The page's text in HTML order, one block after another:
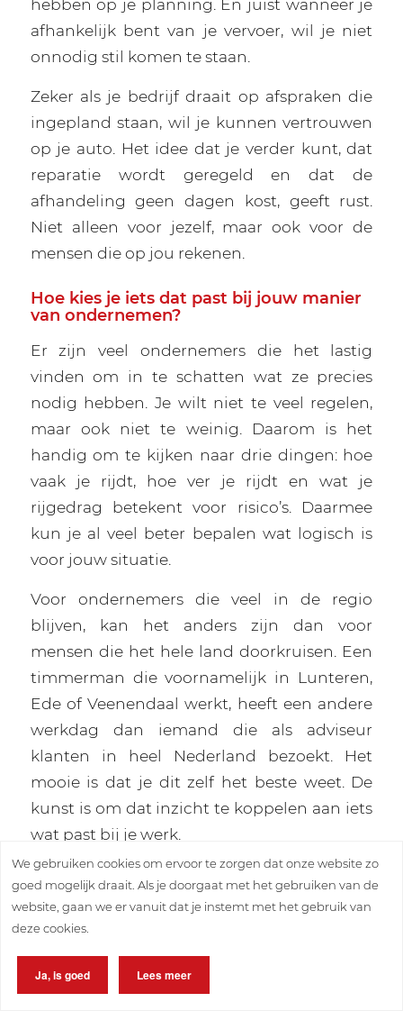
hebben op je planning. En juist wanneer je
afhankelijk bent van je vervoer, wil je niet
onnodig stil komen te staan.
Zeker als je bedrijf draait op afspraken die
ingepland staan, wil je kunnen vertrouwen
op je auto. Het idee dat je verder kunt, dat
reparatie wordt geregeld en dat de
afhandeling geen dagen kost, geeft rust.
Niet alleen voor jezelf, maar ook voor de
mensen die op jou rekenen.
Hoe kies je iets dat past bij jouw manier
van ondernemen?
Er zijn veel ondernemers die het lastig
vinden om in te schatten wat ze precies
nodig hebben. Je wilt niet te veel regelen,
maar ook niet te weinig. Daarom is het
handig om te kijken naar drie dingen: hoe
vaak je rijdt, hoe ver je rijdt en wat je
rijgedrag betekent voor risico’s. Daarmee
kun je al veel beter bepalen wat logisch is
voor jouw situatie.
Voor ondernemers die veel in de regio
blijven, kan het anders zijn dan voor
mensen die het hele land doorkruisen. Een
timmerman die voornamelijk in Lunteren,
Ede of Veenendaal werkt, heeft een andere
werkdag dan iemand die als adviseur
klanten in heel Nederland bezoekt. Het
mooie is dat je dit zelf het beste weet. De
kunst is om dat inzicht te koppelen aan iets
wat past bij je werk.
Het verschil zit vaak in de kleine dingen
Een beschadigde spiegel, een kras op de
kon doen. Dat soort dingen lijken klein,
maar kunnen behoorlijk lastig uitpakken als
We gebruiken cookies om ervoor te zorgen dat onze website zo
goed mogelijk draait. Als je doorgaat met het gebruiken van de
website, gaan we er vanuit dat je instemt met het gebruik van
deze cookies.
Ja, is goed Lees meer